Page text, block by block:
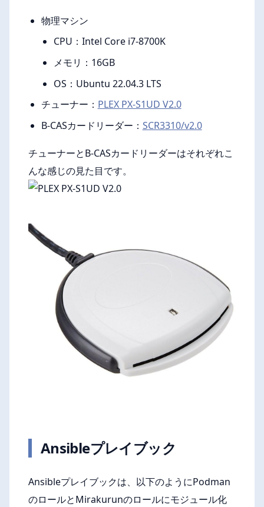
物理マシン
CPU：Intel Core i7-8700K
メモリ：16GB
OS：Ubuntu 22.04.3 LTS
チューナー： PLEX PX-S1UD V2.0
B-CASカードリーダー： SCR3310/v2.0
チューナーとB-CASカードリーダーはそれぞれこ
んな感じの見た目です。
Ansibleプレイブック
Ansibleプレイブックは、以下のようにPodman
のロールとMirakurunのロールにモジュール化